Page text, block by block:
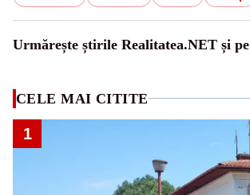
Urmărește știrile Realitatea.NET și pe
CELE MAI CITITE
1